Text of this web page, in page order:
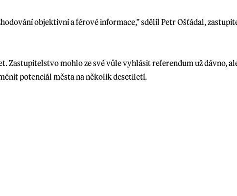
objektivní a férové informace,” sdělil Petr Ošťádal,
Zastupitelstvo mohlo ze své vůle vyhlásit referendum už dávno,
potenciál města na několik desetiletí.